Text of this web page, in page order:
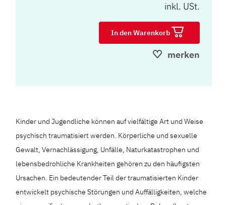
inkl. USt.
In den Warenkorb
merken
Kinder und Jugendliche können auf vielfältige Art und Weise
psychisch traumatisiert werden. Körperliche und sexuelle
Gewalt, Vernachlässigung, Unfälle, Naturkatastrophen und
lebensbedrohliche Krankheiten gehören zu den häufigsten
Ursachen. Ein bedeutender Teil der traumatisierten Kinder
entwickelt psychische Störungen und Auffälligkeiten, welche